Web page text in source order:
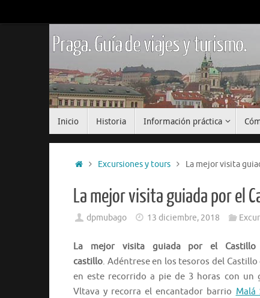
al
Praga. Guía de viajes y turismo.
Inicio Historia Información práctica
InicioExcursiones y tours La mejor visita
La mejor visita guiada por el
dpmubago 13 diciembre, 2018
La mejor visita guiada por el
castillo. Adéntrese en los tesoros del
en este recorrido a pie de 3 horas con un
Vltava y recorra el encantador barrio Malá